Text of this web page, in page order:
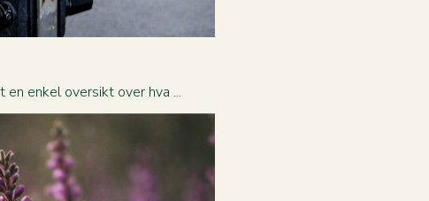
enkel oversikt over hva ...